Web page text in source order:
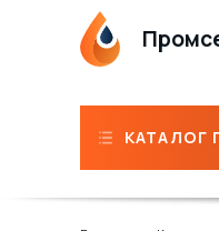
КАТАЛОГ